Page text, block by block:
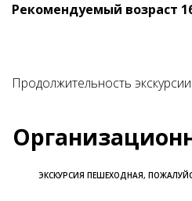
Рекомендуемый возраст
Продолжительность
ЭКСКУРСИЯ ПЕШЕХОДНАЯ,